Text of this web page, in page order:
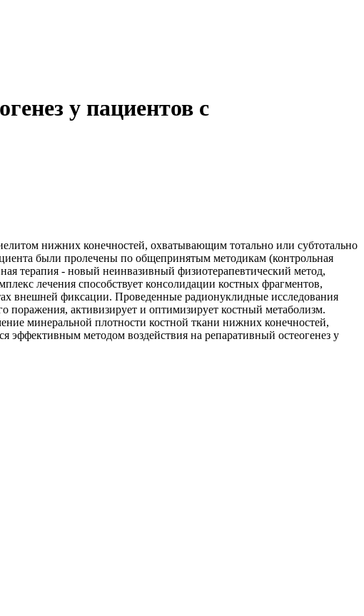
у пациентов с
нижних конечностей, охватывающим тотально или субтотально
были пролечены по общепринятым методикам (контрольная
терапия - новый неинвазивный физиотерапевтический метод,
лечения способствует консолидации костных фрагментов,
внешней фиксации. Проведенные радионуклидные исследования
поражения, активизирует и оптимизирует костный метаболизм.
минеральной плотности костной ткани нижних конечностей,
эффективным методом воздействия на репаративный остеогенез у